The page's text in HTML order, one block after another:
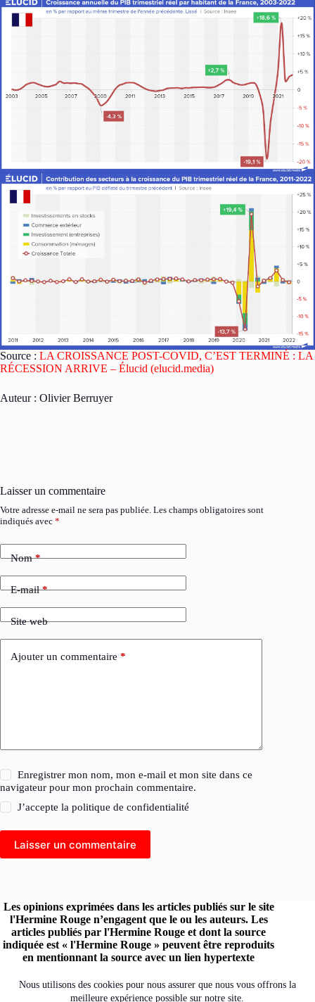
Nous utilisons des cookies pour nous assurer que nous vous offrons la
meilleure expérience possible sur notre site.
Source : LA CROISSANCE POST-COVID, C’EST TERMINÉ : LA
RÉCESSION ARRIVE – Élucid (elucid.media)
Auteur : Olivier Berruyer
Laisser un commentaire
Votre adresse e-mail ne sera pas publiée. Les champs obligatoires sont
indiqués avec *
Nom*
E-mail*
Site web
Ajouter un commentaire *
Enregistrer mon nom, mon e-mail et mon site dans ce
navigateur pour mon prochain commentaire.
J’accepte lapolitique de confidentialité
Laisser un commentaire
Les opinions exprimées dans les articles publiés sur le site
l'Hermine Rouge n’engagent que le ou les auteurs. Les
articles publiés par l'Hermine Rouge et dont la source
indiquée est « l'Hermine Rouge » peuvent être reproduits
en mentionnant la source avec un lien hypertexte
Retrouvez l'Hermine Rouge sur les réseaux :